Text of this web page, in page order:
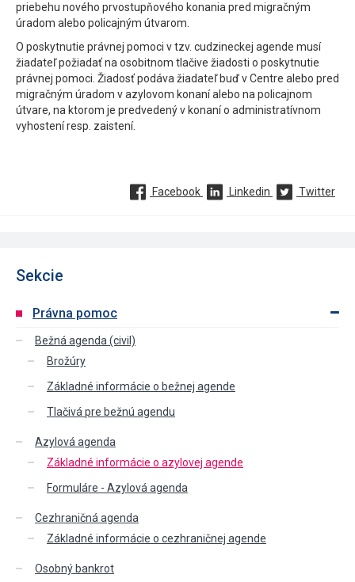
priebehu nového prvostupňového konania pred migračným
úradom alebo policajným útvarom.
O poskytnutie právnej pomoci v tzv. cudzineckej agende musí
žiadateľ požiadať na osobitnom tlačive žiadosti o poskytnutie
právnej pomoci. Žiadosť podáva žiadateľ buď v Centre alebo pred
migračným úradom v azylovom konaní alebo na policajnom
útvare, na ktorom je predvedený v konaní o administratívnom
vyhostení resp. zaistení.
Facebook Linkedin Twitter
Sekcie
Právna pomoc
Bežná agenda (civil)
Brožúry
Základné informácie o bežnej agende
Tlačivá pre bežnú agendu
Azylová agenda
Základné informácie o azylovej agende
Formuláre - Azylová agenda
Cezhraničná agenda
Základné informácie o cezhraničnej agende
Osobný bankrot